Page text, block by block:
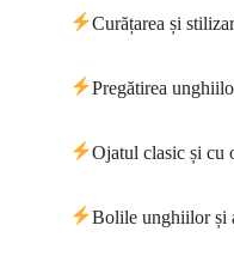
Curățarea și
Pregătirea
Ojatul clasic și cu
Bolile unghiilor și